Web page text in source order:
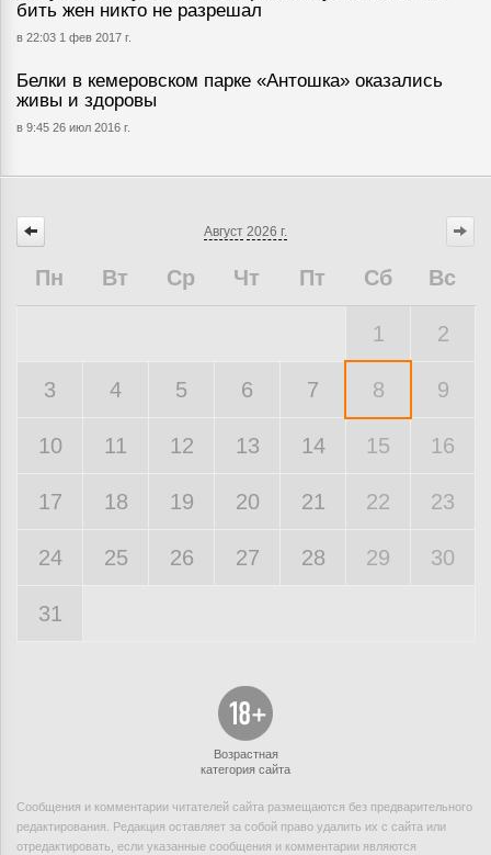
бить жен никто не разрешал
в 22:03 1 фев 2017 г.
Белки в кемеровском парке «Антошка» оказались
живы и здоровы
в 9:45 26 июл 2016 г.
Август 2026 г.
Пн Вт Ср Чт Пт Сб Вс
1 2
3 4 5 6 7 8 9
10 11 12 13 14 15 16
17 18 19 20 21 22 23
24 25 26 27 28 29 30
31
Возрастная
категория сайта
Сообщения и комментарии читателей сайта размещаются без предварительного
редактирования. Редакция оставляет за собой право удалить их с сайта или
отредактировать, если указанные сообщения и комментарии являются